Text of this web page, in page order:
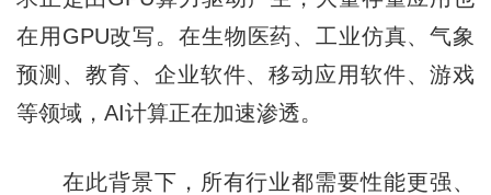
在用GPU改写。在生物医药、工业仿真、气象
预测、教育、企业软件、移动应用软件、游戏
等领域，AI计算正在加速渗透。
在此背景下，所有行业都需要性能更强、